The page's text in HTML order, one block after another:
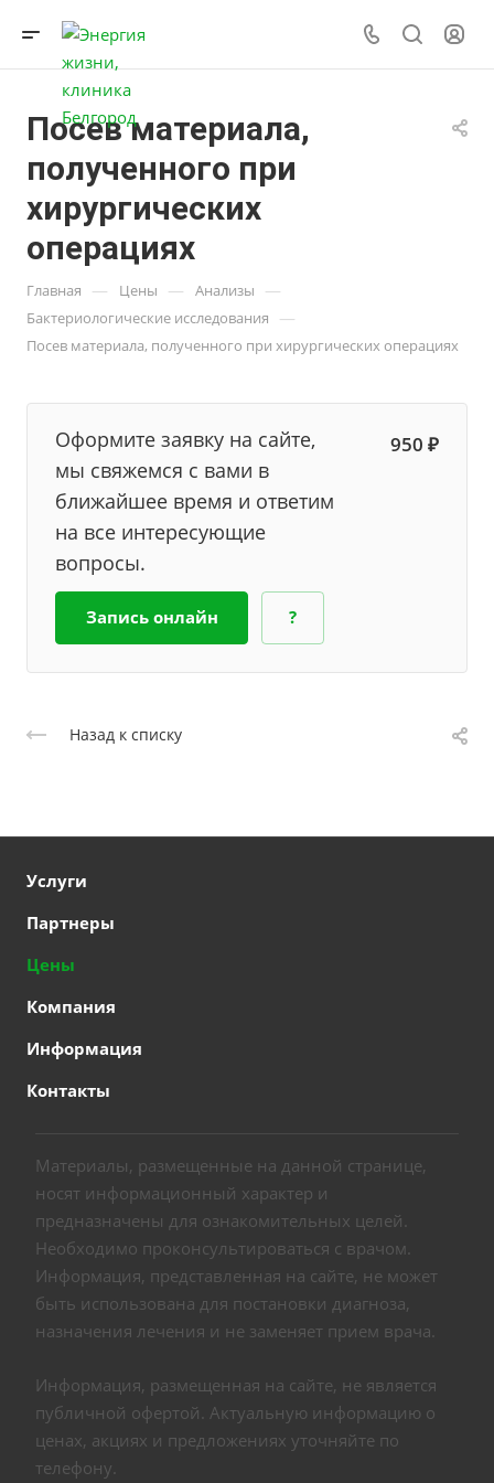
Посев материала,
полученного при
хирургических
операциях
Главная — Цены — Анализы —
Бактериологические исследования —
Посев материала, полученного при хирургических операциях
Оформите заявку на сайте,
мы свяжемся с вами в
ближайшее время и ответим
на все интересующие
вопросы.
950 ₽
Запись онлайн ?
Назад к списку
Услуги
Партнеры
Цены
Компания
Информация
Контакты
Материалы, размещенные на данной странице,
носят информационный характер и
предназначены для ознакомительных целей.
Необходимо проконсультироваться с врачом.
Информация, представленная на сайте, не может
быть использована для постановки диагноза,
назначения лечения и не заменяет прием врача.
Информация, размещенная на сайте, не является
публичной офертой. Актуальную информацию о
ценах, акциях и предложениях уточняйте по
телефону.